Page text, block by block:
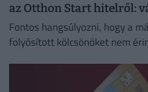
az Otthon Start hitelről:
Fontos hangsúlyozni, hogy a
folyósított kölcsönöket nem